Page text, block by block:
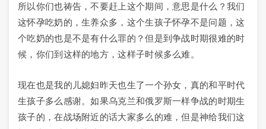
所以你们也祷告，不要赶上这个期间，意思是什么？我们
这怀孕吃奶的，生养众多，这个生孩子怀孕不是问题，这
个吃奶的也是不是有什么罪的？但是到争战时期很难的时
候，你们到这样的地方，这样子时候多么难。
现在也是我的儿媳妇昨天也生了一个孙女，真的和平时代
生孩子多么感谢。如果乌克兰和俄罗斯一样争战的时期生
孩子的，在战场附近的话大家多么的难，但是神给我们这